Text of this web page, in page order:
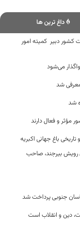
داغ ترین ها
کشور دبیر کمیته امور
می‌شود
شد
شد
مؤثر و فعال دارند
باغ جهانی اکبریه
رویش بیرجند، صاحب
دین و انقلاب است